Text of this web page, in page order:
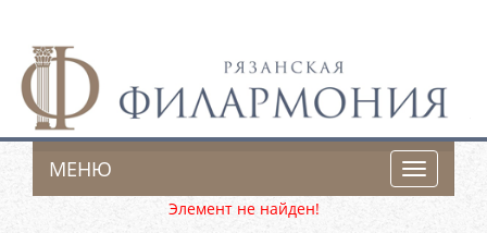
Toggle
МЕНЮ
Элемент не найден!